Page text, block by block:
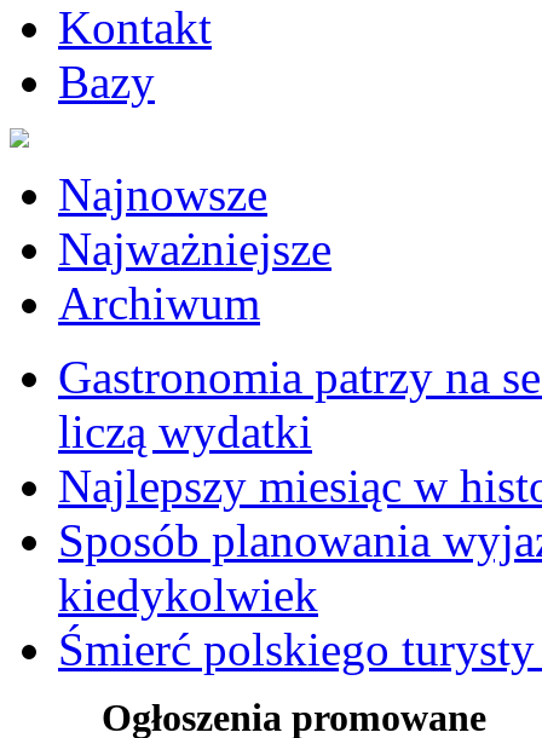
Kontakt
Bazy
Najnowsze
Najważniejsze
Archiwum
Gastronomia patrzy na
liczą wydatki
Najlepszy miesiąc w
Sposób planowania
kiedykolwiek
Śmierć polskiego
Ogłoszenia promowane